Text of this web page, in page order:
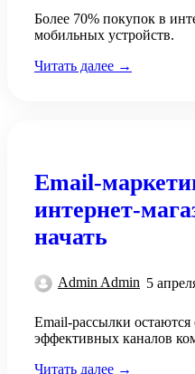
Более 70% покупок в
мобильных устройств.
Читать далее →
Email-
интернет-
начать
Admin Admin 5
Email-рассылки
эффективных каналов
Читать далее →